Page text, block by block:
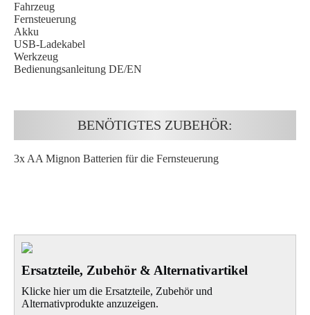
Fahrzeug
Fernsteuerung
Akku
USB-Ladekabel
Werkzeug
Bedienungsanleitung DE/EN
BENÖTIGTES ZUBEHÖR:
3x AA Mignon Batterien für die Fernsteuerung
Ersatzteile, Zubehör & Alternativartikel
Klicke hier um die Ersatzteile, Zubehör und
Alternativprodukte anzuzeigen.